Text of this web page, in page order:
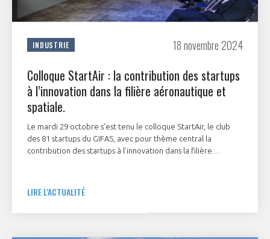
INDUSTRIE 18 novembre 2024
Colloque StartAir : la contribution des startups
à l’innovation dans la filière aéronautique et
spatiale.
Le mardi 29 octobre s’est tenu le colloque StartAir, le club
des 81 startups du GIFAS, avec pour thème central la
contribution des startups à l’innovation dans la filière
PDG d’Ascendance et Président du Bureau StartAir.
LIRE L'ACTUALITÉ